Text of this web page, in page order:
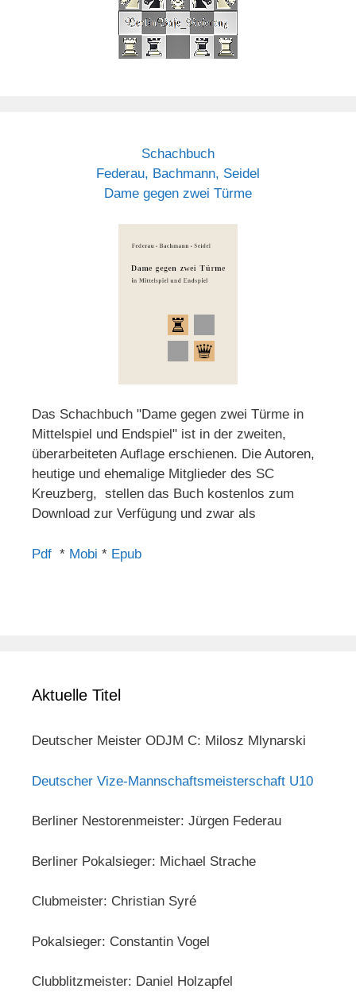
Schachbuch
Federau, Bachmann, Seidel
Dame gegen zwei Türme
Das Schachbuch "Dame gegen zwei Türme in
Mittelspiel und Endspiel" ist in der zweiten,
überarbeiteten Auflage erschienen. Die Autoren,
heutige und ehemalige Mitglieder des SC
Kreuzberg, stellen das Buch kostenlos zum
Download zur Verfügung und zwar als
Pdf * Mobi * Epub
Aktuelle Titel
Deutscher Meister ODJM C: Milosz Mlynarski
Deutscher Vize-Mannschaftsmeisterschaft U10
Berliner Nestorenmeister: Jürgen Federau
Berliner Pokalsieger: Michael Strache
Clubmeister: Christian Syré
Pokalsieger: Constantin Vogel
Clubblitzmeister: Daniel Holzapfel